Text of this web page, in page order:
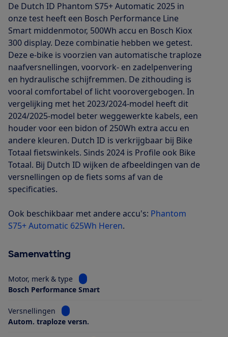
De Dutch ID Phantom S75+ Automatic 2025 in
onze test heeft een Bosch Performance Line
Smart middenmotor, 500Wh accu en Bosch Kiox
300 display. Deze combinatie hebben we getest.
Deze e-bike is voorzien van automatische traploze
naafversnellingen, voorvork- en zadelpenvering
en hydraulische schijfremmen. De zithouding is
vooral comfortabel of licht voorovergebogen. In
vergelijking met het 2023/2024-model heeft dit
2024/2025-model beter weggewerkte kabels, een
houder voor een bidon of 250Wh extra accu en
andere kleuren. Dutch ID is verkrijgbaar bij Bike
Totaal fietswinkels. Sinds 2024 is Profile ook Bike
Totaal. Bij Dutch ID wijken de afbeeldingen van de
versnellingen op de fiets soms af van de
specificaties.
Ook beschikbaar met andere accu's: Phantom
S75+ Automatic 625Wh Heren.
Samenvatting
Motor, merk & type
Bekijk informatie voor Motor, merk & type
Bosch Performance Smart
Versnellingen
Bekijk informatie voor Versnellingen
Autom. traploze versn.